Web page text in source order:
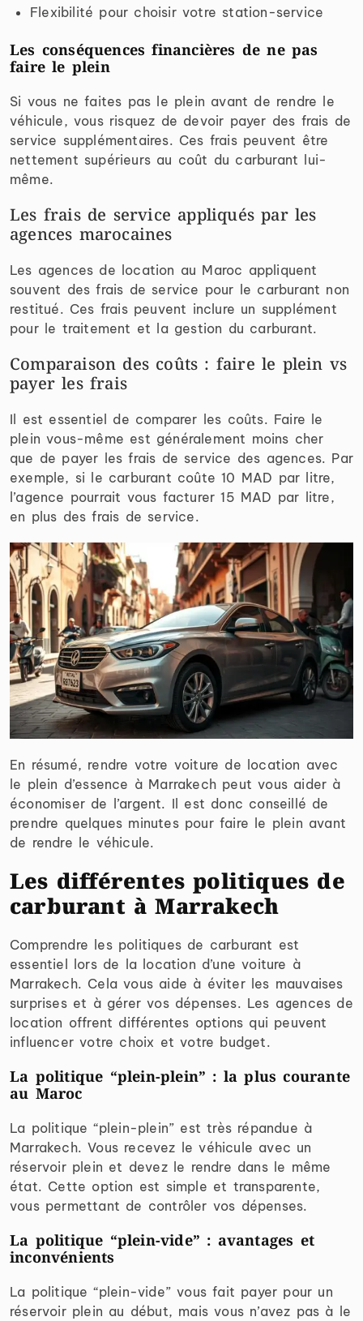
Flexibilité pour choisir votre station-service
Les conséquences financières de ne pas
faire le plein
Si vous ne faites pas le plein avant de rendre le
véhicule, vous risquez de devoir payer des frais de
service supplémentaires. Ces frais peuvent être
nettement supérieurs au coût du carburant lui-
même.
Les frais de service appliqués par les
agences marocaines
Les agences de location au Maroc appliquent
souvent des frais de service pour le carburant non
restitué. Ces frais peuvent inclure un supplément
pour le traitement et la gestion du carburant.
Comparaison des coûts : faire le plein vs
payer les frais
Il est essentiel de comparer les coûts. Faire le
plein vous-même est généralement moins cher
que de payer les frais de service des agences. Par
exemple, si le carburant coûte 10 MAD par litre,
l’agence pourrait vous facturer 15 MAD par litre,
en plus des frais de service.
En résumé, rendre votre voiture de location avec
le plein d’essence à Marrakech peut vous aider à
économiser de l’argent. Il est donc conseillé de
prendre quelques minutes pour faire le plein avant
de rendre le véhicule.
Les différentes politiques de
carburant à Marrakech
Comprendre les politiques de carburant est
essentiel lors de la location d’une voiture à
Marrakech. Cela vous aide à éviter les mauvaises
surprises et à gérer vos dépenses. Les agences de
location offrent différentes options qui peuvent
influencer votre choix et votre budget.
La politique “plein-plein” : la plus courante
au Maroc
La politique “plein-plein” est très répandue à
Marrakech. Vous recevez le véhicule avec un
réservoir plein et devez le rendre dans le même
état. Cette option est simple et transparente,
vous permettant de contrôler vos dépenses.
La politique “plein-vide” : avantages et
inconvénients
La politique “plein-vide” vous fait payer pour un
réservoir plein au début, mais vous n’avez pas à le